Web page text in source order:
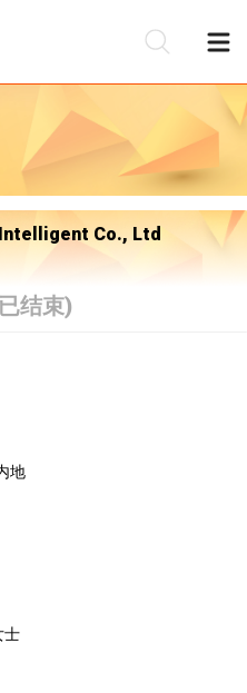
Intelligent Co., Ltd
结束)
地
士